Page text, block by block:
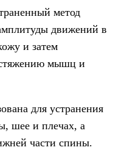
метод
движений в
и затем
мышц и
для устранения
шее и плечах, а
части спины.